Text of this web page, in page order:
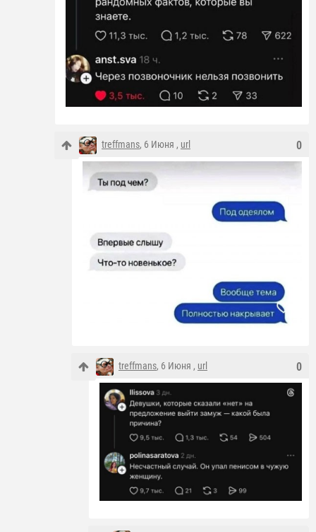
0
treffmans, 6 Июня , url
0
treffmans, 6 Июня , url